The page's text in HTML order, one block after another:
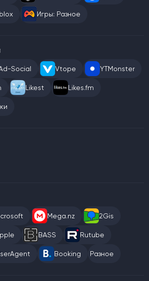
Игры: Разное
Social Vtope YTMonster
Likest Likes.fm
Mega.nz 2Gis
BASS Rutube
Booking Разное